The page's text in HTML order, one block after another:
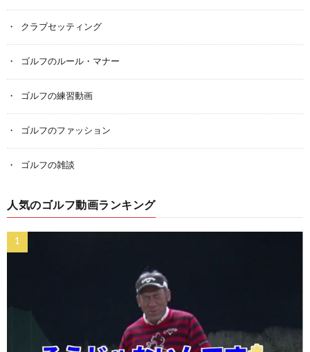
クラブセッティング
ゴルフのルール・マナー
ゴルフの練習動画
ゴルフのファッション
ゴルフの雑談
人気のゴルフ動画ランキング